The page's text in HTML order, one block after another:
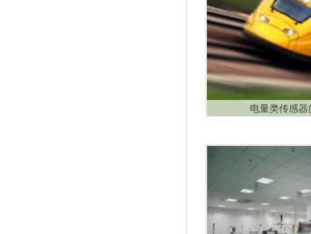
电量类传感